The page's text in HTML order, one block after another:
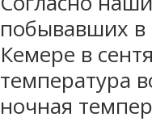
побывавших в
Кемере в
температура
ночная